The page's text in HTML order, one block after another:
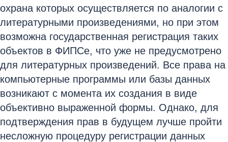
охрана которых осуществляется по аналогии с
литературными произведениями, но при этом
возможна государственная регистрация таких
объектов в ФИПСе, что уже не предусмотрено
для литературных произведений. Все права на
компьютерные программы или базы данных
возникают с момента их создания в виде
объективно выраженной формы. Однако, для
подтверждения прав в будущем лучше пройти
несложную процедуру регистрации данных